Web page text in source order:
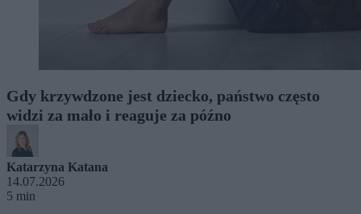
Gdy krzywdzone jest dziecko, państwo często
widzi za mało i reaguje za późno
Katarzyna Katana
14.07.2026
5 min